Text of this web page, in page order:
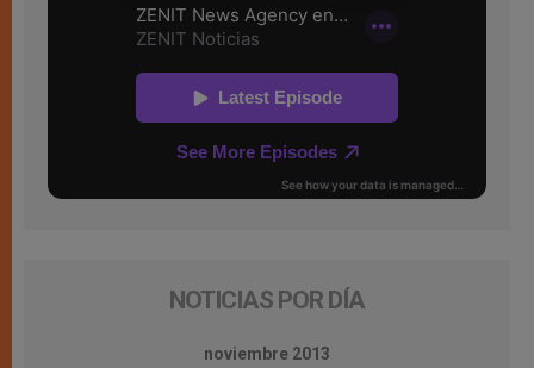
NOTICIAS POR DÍA
noviembre 2013